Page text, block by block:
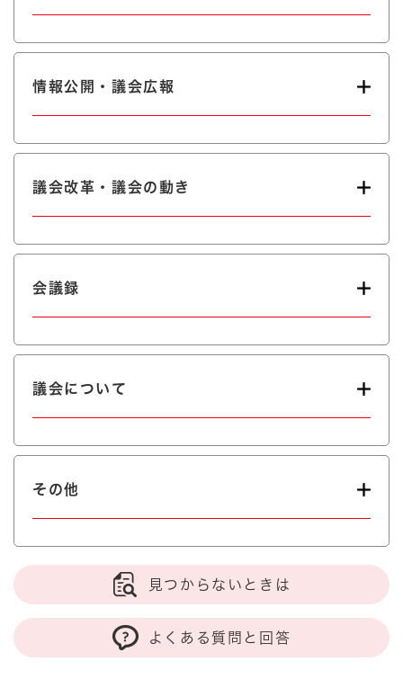
情報公開・議会広報
議会改革・議会の動き
会議録
議会について
その他
見つからないときは
よくある質問と回答